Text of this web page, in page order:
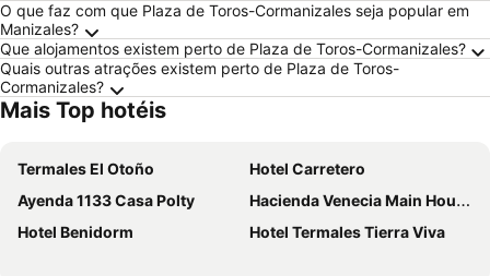
O que faz com que Plaza de Toros-Cormanizales seja popular em
Manizales?
Que alojamentos existem perto de Plaza de Toros-Cormanizales?
Quais outras atrações existem perto de Plaza de Toros-
Cormanizales?
Mais Top hotéis
Termales El Otoño
Hotel Carretero
Ayenda 1133 Casa Polty
Hacienda Venecia Main House
Hotel Benidorm
Hotel Termales Tierra Viva